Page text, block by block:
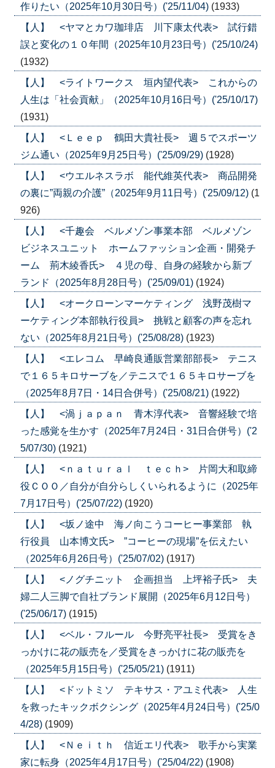
作りたい（2025年10月30日号）('25/11/04) (1933)
【人】 <ヤマとカワ珈琲店 川下康太代表> 試行錯
誤と変化の１０年間（2025年10月23日号）('25/10/24)
(1932)
【人】 <ライトワークス 垣内望代表> これからの
人生は「社会貢献」（2025年10月16日号）('25/10/17)
(1931)
【人】 <Ｌｅｅｐ 鶴田大貴社長> 週５でスポーツ
ジム通い（2025年9月25日号）('25/09/29) (1928)
【人】 <ウエルネスラボ 能代維英代表> 商品開発
の裏に”両親の介護”（2025年9月11日号）('25/09/12) (1
926)
【人】 <千趣会 ベルメゾン事業本部 ベルメゾン
ビジネスユニット ホームファッション企画・開発チ
ーム 荊木綾香氏> ４児の母、自身の経験から新ブ
ランド（2025年8月28日号）('25/09/01) (1924)
【人】 <オークローンマーケティング 浅野茂樹マ
ーケティング本部執行役員> 挑戦と顧客の声を忘れ
ない（2025年8月21日号）('25/08/28) (1923)
【人】 <エレコム 早崎良通販営業部部長> テニス
で１６５キロサーブを／テニスで１６５キロサーブを
（2025年8月7日・14日合併号）('25/08/21) (1922)
【人】 <渦ｊａｐａｎ 青木淳代表> 音響経験で培
った感覚を生かす（2025年7月24日・31日合併号）('2
5/07/30) (1921)
【人】 <ｎａｔｕｒａｌ ｔｅｃｈ> 片岡大和取締
役ＣＯＯ／自分が自分らしくいられるように（2025年
7月17日号）('25/07/22) (1920)
【人】 <坂ノ途中 海ノ向こうコーヒー事業部 執
行役員 山本博文氏> ”コーヒーの現場”を伝えたい
（2025年6月26日号）('25/07/02) (1917)
【人】 <ノグチニット 企画担当 上坪裕子氏> 夫
婦二人三脚で自社ブランド展開（2025年6月12日号）
('25/06/17) (1915)
【人】 <ベル・フルール 今野亮平社長> 受賞をき
っかけに花の販売を／受賞をきっかけに花の販売を
（2025年5月15日号）('25/05/21) (1911)
【人】 <ドットミソ テキサス・アユミ代表> 人生
を救ったキックボクシング（2025年4月24日号）('25/0
4/28) (1909)
【人】 <Ｎｅｉｔｈ 信近エリ代表> 歌手から実業
家に転身（2025年4月17日号）('25/04/22) (1908)